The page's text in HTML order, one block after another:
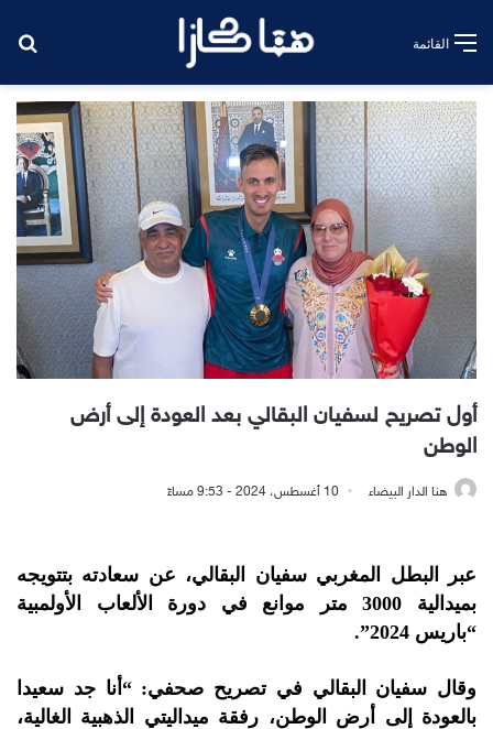
القائمة
أول تصريح لسفيان البقالي بعد العودة إلى أرض
الوطن
هنا الدار البيضاء 10 أغسطس، 2024 - 9:53 مساءً
عبر البطل المغربي سفيان البقالي، عن سعادته بتتويجه
بميدالية 3000 متر موانع في دورة الألعاب الأولمبية
“باريس 2024”.
وقال سفيان البقالي في تصريح صحفي:“أنا جد سعيدا
بالعودة إلى أرض الوطن، رفقة ميداليتي الذهبية الغالية،